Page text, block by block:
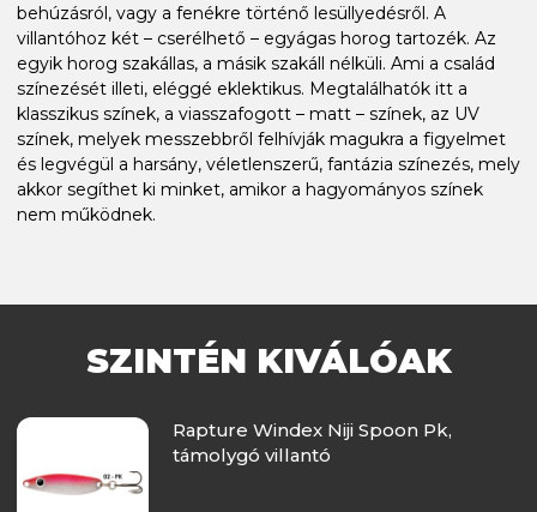
behúzásról, vagy a fenékre történő lesüllyedésről. A
villantóhoz két – cserélhető – egyágas horog tartozék. Az
egyik horog szakállas, a másik szakáll nélküli. Ami a család
színezését illeti, eléggé eklektikus. Megtalálhatók itt a
klasszikus színek, a viasszafogott – matt – színek, az UV
színek, melyek messzebbről felhívják magukra a figyelmet
és legvégül a harsány, véletlenszerű, fantázia színezés, mely
akkor segíthet ki minket, amikor a hagyományos színek
nem működnek.
SZINTÉN KIVÁLÓAK
Rapture Windex Niji Spoon Pk,
támolygó villantó